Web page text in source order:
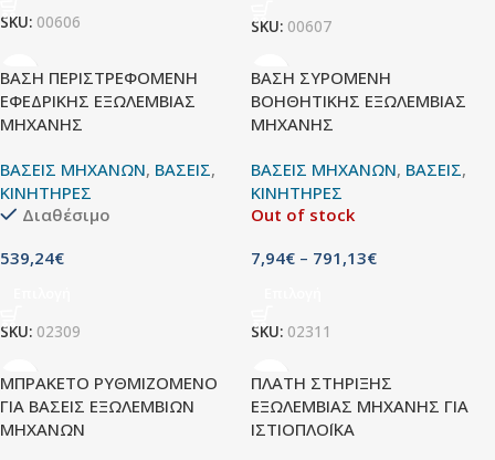
SKU: 00606
SKU: 00607
ΒΑΣΗ ΠΕΡΙΣΤΡΕΦΟΜΕΝΗ
ΕΦΕΔΡΙΚΗΣ ΕΞΩΛΕΜΒΙΑΣ
ΜΗΧΑΝΗΣ
ΒΑΣΕΙΣ ΜΗΧΑΝΩΝ, ΒΑΣΕΙΣ,
ΚΙΝΗΤΗΡΕΣ
Διαθέσιμο
539,24€
SKU: 02309
ΒΑΣΗ ΣΥΡΟΜΕΝΗ
ΒΟΗΘΗΤΙΚΗΣ ΕΞΩΛΕΜΒΙΑΣ
ΜΗΧΑΝΗΣ
ΒΑΣΕΙΣ ΜΗΧΑΝΩΝ, ΒΑΣΕΙΣ,
ΚΙΝΗΤΗΡΕΣ
Out of stock
7,94€ – 791,13€
SKU: 02311
ΜΠΡΑΚΕΤΟ ΡΥΘΜΙΖΟΜΕΝΟ
ΓΙΑ ΒΑΣΕΙΣ ΕΞΩΛΕΜΒΙΩΝ
ΜΗΧΑΝΩΝ
ΠΛΑΤΗ ΣΤΗΡΙΞΗΣ
ΕΞΩΛΕΜΒΙΑΣ ΜΗΧΑΝΗΣ ΓΙΑ
ΙΣΤΙΟΠΛΟΪΚΑ